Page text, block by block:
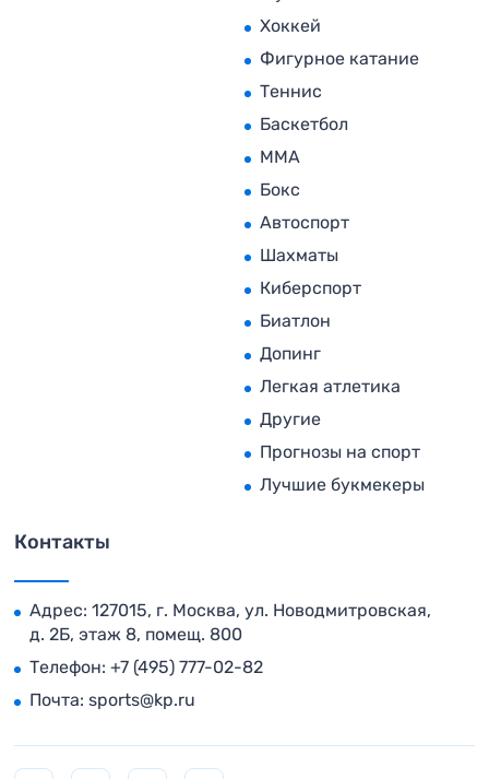
Хоккей
Фигурное катание
Теннис
Баскетбол
MMA
Бокс
Автоспорт
Шахматы
Киберспорт
Биатлон
Допинг
Легкая атлетика
Другие
Прогнозы на спорт
Лучшие букмекеры
Контакты
Адрес: 127015, г. Москва, ул. Новодмитровская,
д. 2Б, этаж 8, помещ. 800
Телефон: +7 (495) 777-02-82
Почта: sports@kp.ru